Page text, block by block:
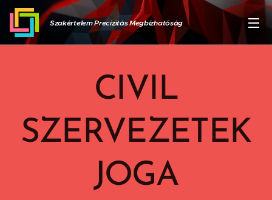
Szakértelem Precizitás Megbízhatóság
CIVIL
SZERVEZETEK
JOGA